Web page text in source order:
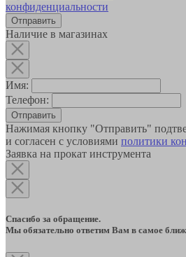
конфиденциальности
Наличие в магазинах
Имя:
Телефон:
Отправить
Нажимая кнопку "Отправить"
и согласен с условиями политики
Заявка на прокат инструмента
Спасибо за обращение.
Мы обязательно ответим Вам в самое